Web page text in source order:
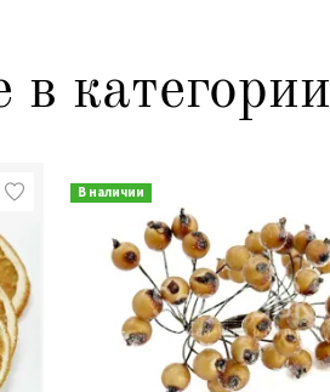
категории
В наличии